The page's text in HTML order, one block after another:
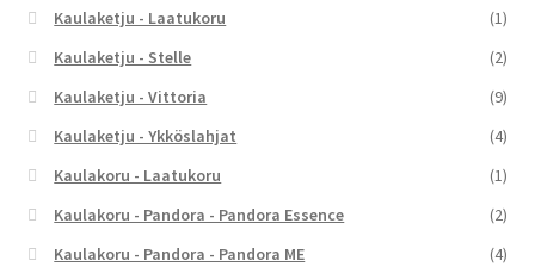
Kaulaketju - Laatukoru
(1)
Kaulaketju - Stelle
(2)
Kaulaketju - Vittoria
(9)
Kaulaketju - Ykköslahjat
(4)
Kaulakoru - Laatukoru
(1)
Kaulakoru - Pandora - Pandora Essence
(2)
Kaulakoru - Pandora - Pandora ME
(4)